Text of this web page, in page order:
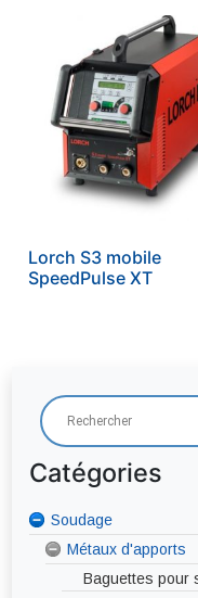
Catégories
Soudage
Procédés de
Coupage plasma
Soudage MIG-
Métaux d'apports
Baguettes pour
Lorch S3 mobile
SpeedPulse XT